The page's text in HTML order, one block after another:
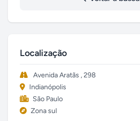
Localização
Avenida Aratãs , 298
Indianópolis
São Paulo
Zona sul